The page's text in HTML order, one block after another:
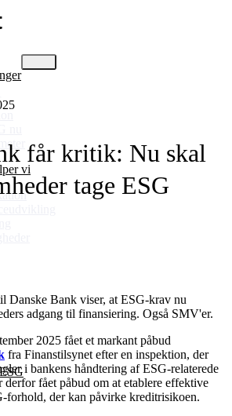
vi
får kritik: Nu skal
tage ESG
Danske Bank viser, at ESG-krav nu
adgang til finansiering. Også SMV'er.
2025 fået et markant påbud
fra Finanstilsynet efter en inspektion, der
i bankens håndtering af ESG-relaterede
fået påbud om at etablere effektive
forhold, der kan påvirke kreditrisikoen.